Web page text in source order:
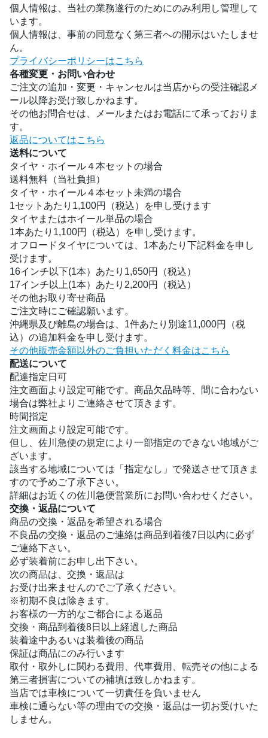
個人情報は、当社の業務遂行のためにのみ利用し管理して
います。
個人情報は、事前の同意なく第三者への開示はいたしませ
ん。
プライバシーポリシーはこちら
各種変更・お問い合わせ
ご注文の追加・変更・キャンセルは当店からの受注確認メ
ール以降お受け致しかねます。
その他お問合せは、メールまたはお電話にて承っておりま
す。
返品についてはこちら
送料について
タイヤ・ホイール４本セットの場合
送料無料（当社負担）
タイヤ・ホイール４本セット未満の場合
1セットあたり1,100円（税込）を申し受けます
タイヤまたはホイール単品の場合
1本あたり1,100円（税込）を申し受けます。
オフロードタイヤについては、1本あたり下記料金を申し
受けます。
16インチ以下(1本）あたり1,650円（税込）
17インチ以上(1本）あたり2,200円（税込）
その他お取り寄せ商品
ご注文時にご確認願います。
沖縄県及び離島の場合は、1件あたり別途11,000円（税
込）の追加料金を申し受けます。
その他販売金額以外のご負担いただく料金はこちら
配送について
配達指定日可
注文画面より設定可能です。商品欠品時等、間に合わない
場合は弊社よりご連絡させて頂きます。
時間指定
注文画面より設定可能です。
但し、佐川急便の規定により一部指定のできない地域がご
ざいます。
該当する地域については「指定なし」で発送させて頂きま
すので予めご了承下さい。
詳細はお近くの佐川急便営業所にお問い合わせください。
交換・返品について
商品の交換・返品を希望される場合
不良品の交換・返品のご連絡は商品到着後7日以内に必ず
ご連絡下さい。
必ず装着前にお申し出下さい。
次の商品は、交換・返品は
お受け出来ませんのでご了承ください。
※初期不良は除きます。
お客様の一方的なご都合による返品
交換・商品到着後8日以上経過した商品
装着途中あるいは装着後の商品
保証は商品にのみ行います
取付・取外しに関わる費用、代車費用、転売その他による
第三者損害についての補填は致しかねます。
当店では車検について一切責任を負いません
車検に通らない等の理由での交換・返品は一切お受けいた
しません。